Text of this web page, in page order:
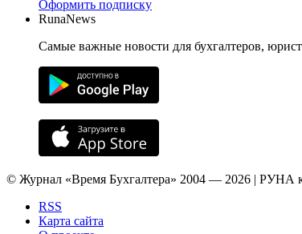
Оформить подписку
RunaNews
Самые важные новости для бухгалтеров,
© Журнал «Время Бухгалтера» 2004 — 2026 | РУНА
RSS
Карта сайта